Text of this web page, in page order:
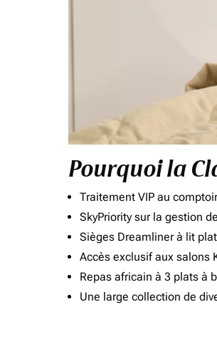
Pourquoi la
Traitement VIP au
SkyPriority sur la gestion
Sièges Dreamliner à lit
Accès exclusif aux salons
Repas africain à 3 plats à
Une large collection de